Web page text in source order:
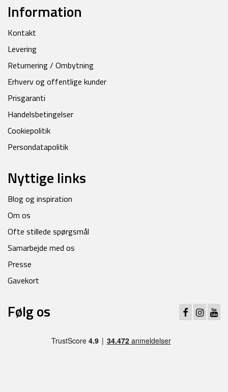
Information
Kontakt
Levering
Returnering / Ombytning
Erhverv og offentlige kunder
Prisgaranti
Handelsbetingelser
Cookiepolitik
Persondatapolitik
Nyttige links
Blog og inspiration
Om os
Ofte stillede spørgsmål
Samarbejde med os
Presse
Gavekort
Følg os